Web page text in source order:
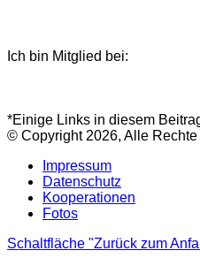
Ich bin Mitglied bei:
*Einige Links in diesem
© Copyright 2026, Alle
Impressum
Datenschutz
Kooperationen
Fotos
Schaltfläche "Zurück zum